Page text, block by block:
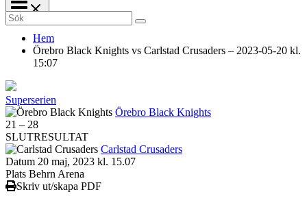
Search
for:
Hem
Örebro Black Knights vs Carlstad Crusaders – 2023-05-20 kl.
15:07
Superserien
Örebro Black Knights
21 – 28
SLUTRESULTAT
Carlstad Crusaders
Datum 20 maj, 2023 kl. 15.07
Plats Behrn Arena
Skriv ut/skapa PDF